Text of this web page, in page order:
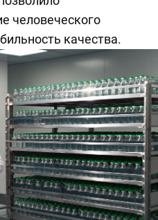
человеческого
качества.